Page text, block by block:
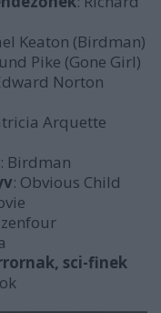
Keaton (Birdman)
Pike (Gone Girl)
Norton
Arquette
: Birdman
: Obvious Child
sci-finek